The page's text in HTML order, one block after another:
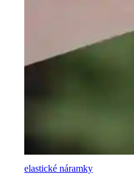
elastické náramky